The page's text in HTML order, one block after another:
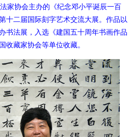
家协会主办的《纪念邓小平诞辰一百
十二届国际刻字艺术交流大展。作品以
书法展，入选《建国五十周年书画作品
收藏家协会等单位收藏。